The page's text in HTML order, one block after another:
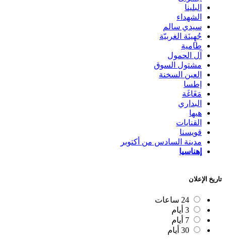
البلينا
الشهداء
سيدي سالم
جُهِينَة الغربيّة
طامية
آل الحمول
مشتول السوق
العين السخنة
إطسا
مَغَاغَة
البداري
هيها
القنايات
قويسنا
مدينة السادس من أكتوبر
إهناسيا
تاريخ الإعلان
24 ساعات
3 أيام
7 أيام
30 أيام